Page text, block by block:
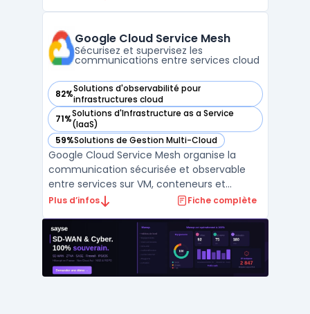
d’applications et de modèles ML, en
privilégiant une gest ...
Google Cloud Service Mesh
Sécurisez et supervisez les
communications entre services cloud
82%Solutions d'observabilité pour
infrastructures cloud
— voir Google Cloud Service Mesh dans cette catégorie
71%Solutions d'Infrastructure as a Service
(IaaS)
— voir Google Cloud Service Mesh dans cette catégorie
59%Solutions de Gestion Multi-Cloud
— voir Google Cloud Service Mesh dans cette catégorie
Google Cloud Service Mesh organise la
communication sécurisée et observable
entre services sur VM, conteneurs et
environnements multicloud. Ce service
et, sur demande, le plan de données. Les
organisations dans le cloud rencontrent des
cas de gestion pour gar ...
Plus d’infos Fiche complète